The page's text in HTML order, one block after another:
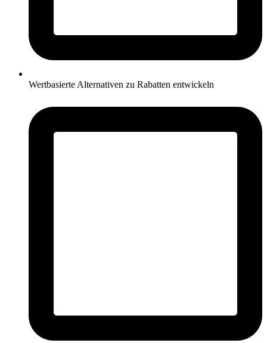
Wertbasierte Alternativen zu Rabatten entwickeln